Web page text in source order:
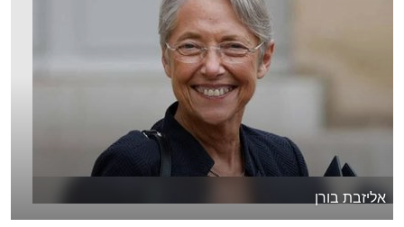
אליזבת בורן